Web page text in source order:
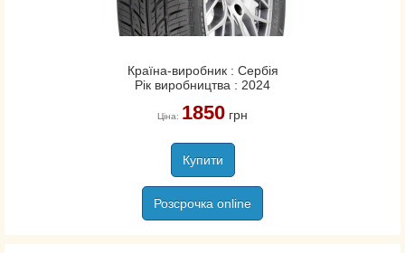
Країна-виробник : Сербія
Рік виробництва : 2024
Ціна: 1850грн
Купити
Розсрочка online